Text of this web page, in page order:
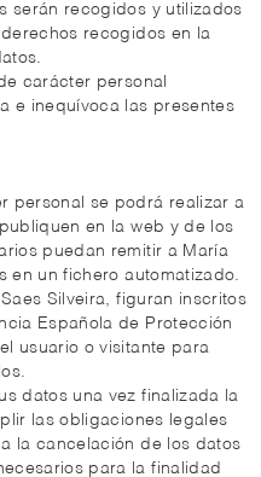
serán recogidos y utilizados
recogidos en la
carácter personal
e inequívoca las presentes
personal se podrá realizar a
en la web y de los
puedan remitir a María
en un fichero automatizado.
Silveira, figuran inscritos
Española de Protección
usuario o visitante para
datos una vez finalizada la
las obligaciones legales
la cancelación de los datos
para la finalidad